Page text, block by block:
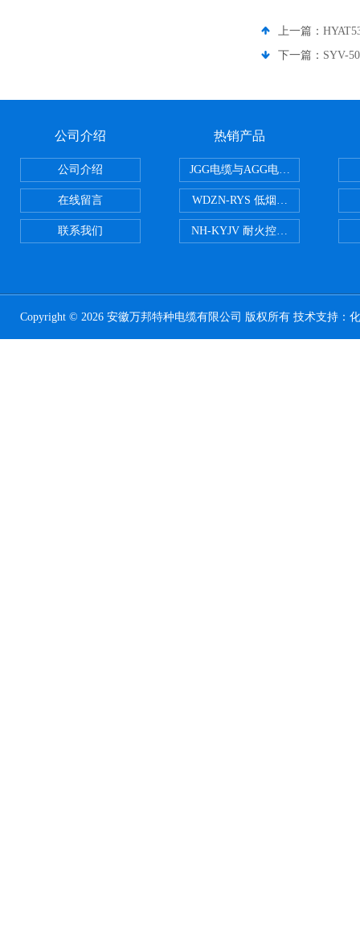
上一篇：
下一篇： SYV-
公司介绍
公司介绍
在线留言
联系我们
热销产品
JGG电缆与AGG电缆有什么区别
WDZN-RYS 低烟无卤耐火双绞线
NH-KYJV 耐火控制电缆
Copyright © 2026 安徽万邦特种电缆有限公司 版权所有 技术支持：